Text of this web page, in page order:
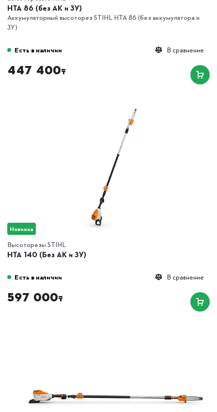
HTA 86 (без АК и ЗУ)
Аккумуляторный высоторез STIHL HTA 86 (без аккумулятора и
ЗУ)
В сравнение
Есть в наличии
447 400₸
Новинка
Высоторезы STIHL
HTA 140 (Без АК и ЗУ)
В сравнение
Есть в наличии
597 000₸